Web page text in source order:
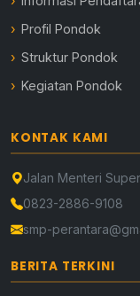
Profil Pondok
Struktur Pondok
Kegiatan Pondok
KONTAK KAMI
Jalan Menteri
0823-2886-9108
smp-
BERITA TERKINI